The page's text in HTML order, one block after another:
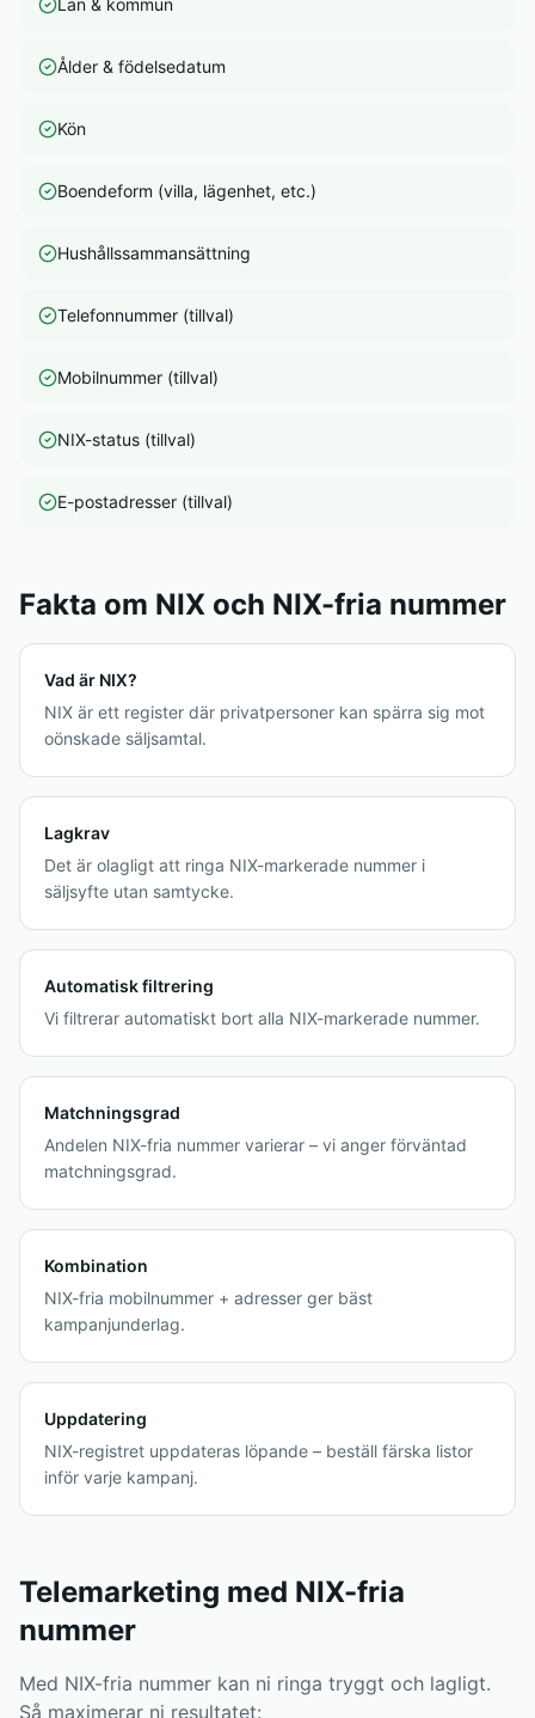
Län & kommun
Ålder & födelsedatum
Kön
Boendeform (villa, lägenhet, etc.)
Hushållssammansättning
Telefonnummer (tillval)
Mobilnummer (tillval)
NIX-status (tillval)
E-postadresser (tillval)
Fakta om NIX och NIX-fria nummer
Vad är NIX?
NIX är ett register där privatpersoner kan spärra sig mot
oönskade säljsamtal.
Lagkrav
Det är olagligt att ringa NIX-markerade nummer i
säljsyfte utan samtycke.
Automatisk filtrering
Vi filtrerar automatiskt bort alla NIX-markerade nummer.
Matchningsgrad
Andelen NIX-fria nummer varierar – vi anger förväntad
matchningsgrad.
Kombination
NIX-fria mobilnummer + adresser ger bäst
kampanjunderlag.
Uppdatering
NIX-registret uppdateras löpande – beställ färska listor
inför varje kampanj.
Telemarketing med NIX-fria
nummer
Med NIX-fria nummer kan ni ringa tryggt och lagligt.
Så maximerar ni resultatet: